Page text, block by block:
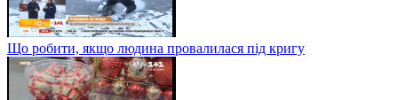
Що робити, якщо людина провалилася під кригу